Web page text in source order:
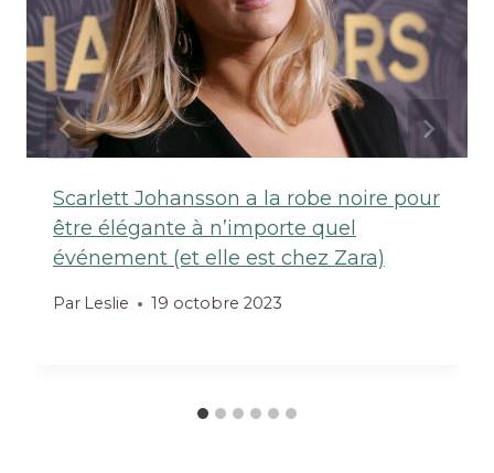
Scarlett Johansson a la robe noire pour
être élégante à n’importe quel
événement (et elle est chez Zara)
Par Leslie 19 octobre 2023